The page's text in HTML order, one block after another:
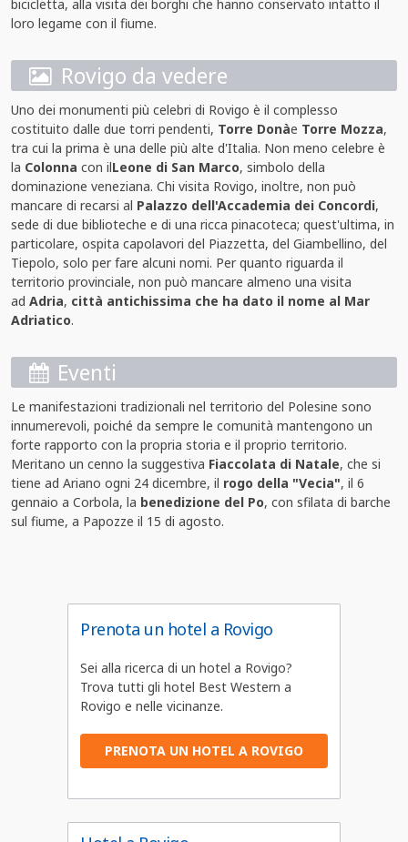
bicicletta, alla visita dei borghi che hanno conservato intatto il
loro legame con il fiume.
Rovigo da vedere
Uno dei monumenti più celebri di Rovigo è il complesso
costituito dalle due torri pendenti, Torre Donàe Torre Mozza,
tra cui la prima è una delle più alte d'Italia. Non meno celebre è
la Colonna con ilLeone di San Marco, simbolo della
dominazione veneziana. Chi visita Rovigo, inoltre, non può
mancare di recarsi al Palazzo dell'Accademia dei Concordi,
sede di due biblioteche e di una ricca pinacoteca; quest'ultima, in
particolare, ospita capolavori del Piazzetta, del Giambellino, del
Tiepolo, solo per fare alcuni nomi. Per quanto riguarda il
territorio provinciale, non può mancare almeno una visita
ad Adria, città antichissima che ha dato il nome al Mar
Adriatico.
Eventi
Le manifestazioni tradizionali nel territorio del Polesine sono
innumerevoli, poiché da sempre le comunità mantengono un
forte rapporto con la propria storia e il proprio territorio.
Meritano un cenno la suggestiva Fiaccolata di Natale, che si
tiene ad Ariano ogni 24 dicembre, il rogo della "Vecia", il 6
gennaio a Corbola, la benedizione del Po, con sfilata di barche
sul fiume, a Papozze il 15 di agosto.
Prenota un hotel a Rovigo
Sei alla ricerca di un hotel a Rovigo?
Trova tutti gli hotel Best Western a
Rovigo e nelle vicinanze.
PRENOTA UN HOTEL A ROVIGO